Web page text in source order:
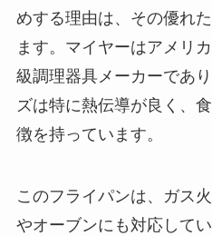
めする理由は、その優れ
ます。マイヤーはアメリ
級調理器具メーカーであ
ズは特に熱伝導が良く、
徴を持っています。
このフライパンは、ガス
やオーブンにも対応して